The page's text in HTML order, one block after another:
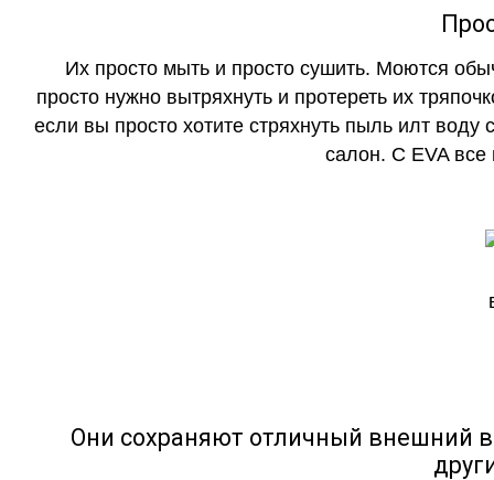
Их просто мыть и просто сушить. Моются
просто нужно вытряхнуть и протереть их
если вы просто хотите стряхнуть пыль илт воду
салон. С EVA все
Они сохраняют отличный внешний